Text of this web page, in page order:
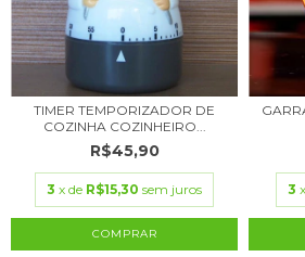
TIMER TEMPORIZADOR DE
COZINHA COZINHEIRO...
R$45,90
3 x de R$15,30 sem juros 3